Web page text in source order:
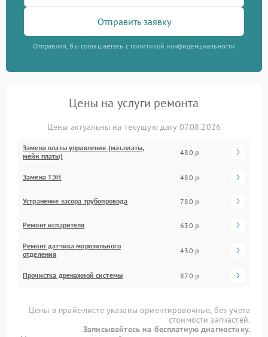
Отправить заявку
Отправляя, Вы соглашаетесь с политикой конфиденциальности
Цены на услуги ремонта
Цены актуальны на текущую дату 07.08.2026
Замена платы управления (мат.платы,
мейн платы)
480 р
Замена ТЭН 480 р
Устранение засора трубопровода 780 р
Ремонт испарителя 630 р
Ремонт датчика морозильного
отделения
430 р
Прочистка дренажной системы 870 р
Цены в прайс-листе указаны ориентировочные, без учета
стоимости запчастей.
Записывайтесь на бесплатную диагностику.